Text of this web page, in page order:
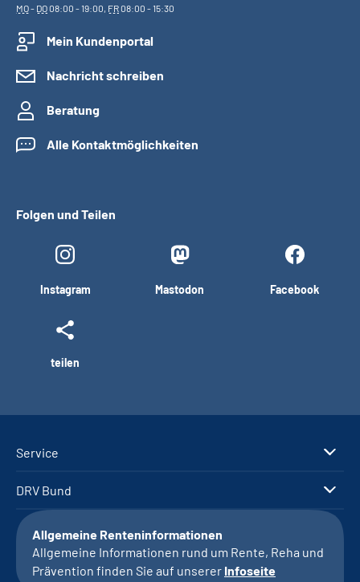
MO- DO08:00 - 19:00, FR08:00 - 15:30
Mein Kundenportal
Nachricht schreiben
Beratung
Alle Kontaktmöglichkeiten
Folgen und Teilen
Instagram Mastodon Facebook
teilen
Service
DRV Bund
Allgemeine Renteninformationen
Allgemeine Informationen rund um Rente, Reha und
Prävention finden Sie auf unserer Infoseite